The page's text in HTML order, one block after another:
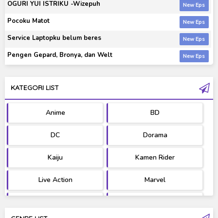
OGURI YUI ISTRIKU -Wizepuh
Pocoku Matot
Service Laptopku belum beres
Pengen Gepard, Bronya, dan Welt
KATEGORI LIST
Anime BD
DC Dorama
Kaiju Kamen Rider
Live Action Marvel